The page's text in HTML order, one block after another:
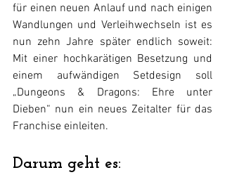
für einen neuen Anlauf und nach einigen
Wandlungen und Verleihwechseln ist es
nun zehn Jahre später endlich soweit:
Mit einer hochkarätigen Besetzung und
einem aufwändigen Setdesign soll
„Dungeons & Dragons: Ehre unter
Dieben“ nun ein neues Zeitalter für das
Franchise einleiten.
Darum geht es: